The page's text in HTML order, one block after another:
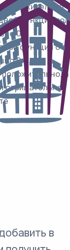
положительно.
функции
0.
функции
0.
отрицательно.
в